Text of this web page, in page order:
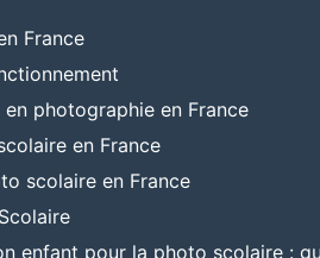
France
photographie en France
en France
scolaire en France
enfant pour la photo scolaire :